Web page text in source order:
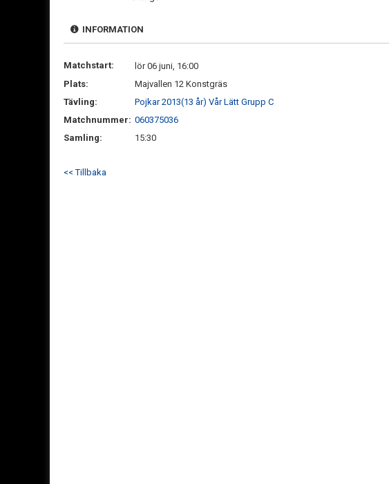
INFORMATION
Matchstart:
lör 06 juni, 16:00
Plats:
Majvallen 12 Konstgräs
Tävling:
Pojkar 2013(13 år) Vår Lätt Grupp C
Matchnummer: 060375036
Samling:
15:30
<< Tillbaka